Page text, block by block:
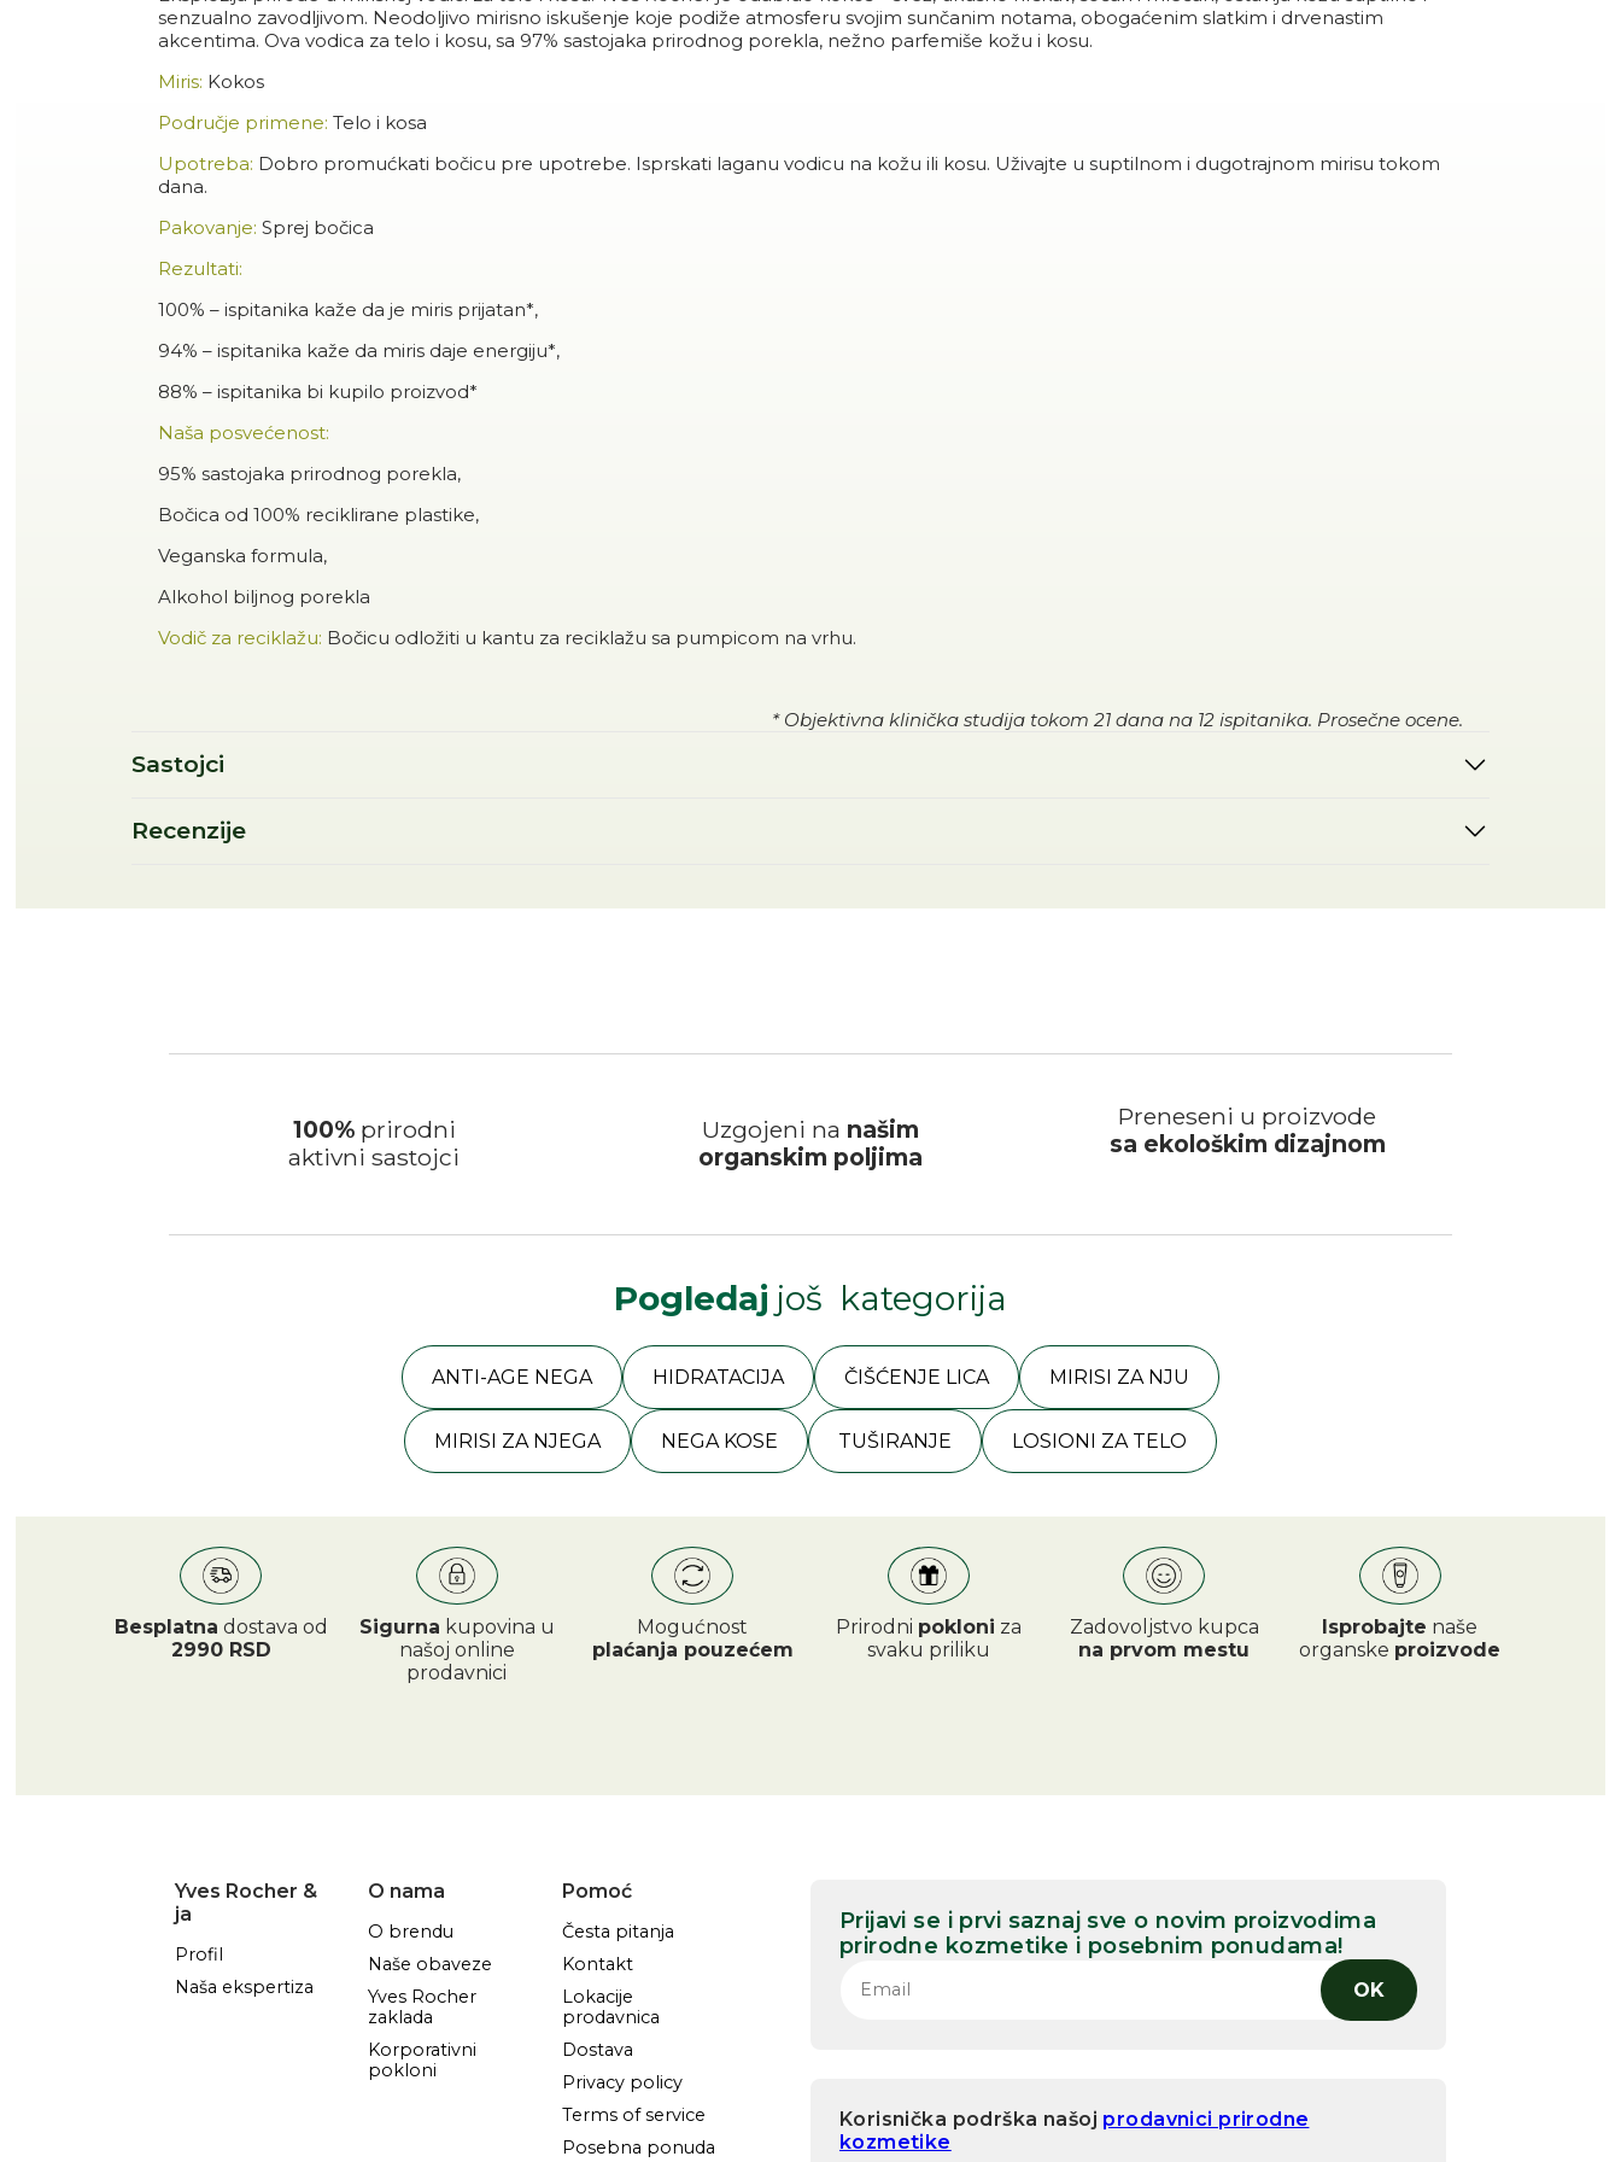
senzualno zavodljivom. Neodoljivo mirisno iskušenje koje podiže atmosferu svojim sunčanim notama, obogaćenim slatkim i drvenastim
akcentima. Ova vodica za telo i kosu, sa 97% sastojaka prirodnog porekla, nežno parfemiše kožu i kosu.
Miris: Kokos
Područje primene: Telo i kosa
Upotreba: Dobro promućkati bočicu pre upotrebe. Isprskati laganu vodicu na kožu ili kosu. Uživajte u suptilnom i dugotrajnom mirisu tokom
dana.
Pakovanje: Sprej bočica
Rezultati:
100% – ispitanika kaže da je miris prijatan*,
94% – ispitanika kaže da miris daje energiju*,
88% – ispitanika bi kupilo proizvod*
Naša posvećenost:
95% sastojaka prirodnog porekla,
Bočica od 100% reciklirane plastike,
Veganska formula,
Alkohol biljnog porekla
Vodič za reciklažu: Bočicu odložiti u kantu za reciklažu sa pumpicom na vrhu.
* Objektivna klinička studija tokom 21 dana na 12 ispitanika. Prosečne ocene.
Sastojci
Recenzije
100% prirodni
aktivni sastojci
Uzgojeni na našim
organskim poljima
Preneseni u proizvode
sa ekološkim dizajnom
Pogledaj još kategorija
ANTI-AGE NEGA HIDRATACIJA ČIŠĆENJE LICA MIRISI ZA NJU
MIRISI ZA NJEGA NEGA KOSE TUŠIRANJE LOSIONI ZA TELO
Besplatna dostava od
2990 RSD
Sigurna kupovina u
našoj online
prodavnici
Mogućnost
plaćanja pouzećem
Prirodni pokloni za
svaku priliku
Zadovoljstvo kupca
na prvom mestu
Isprobajte naše
organske proizvode
Yves Rocher &
ja
Profil
Naša ekspertiza
O nama
O brendu
Naše obaveze
Yves Rocher
zaklada
Korporativni
pokloni
Pomoć
Česta pitanja
Kontakt
Lokacije
prodavnica
Dostava
Privacy policy
Terms of service
Posebna ponuda
Prijavi se i prvi saznaj sve o novim proizvodima
prirodne kozmetike i posebnim ponudama!
OK
Korisnička podrška našoj prodavnici prirodne
kozmetike